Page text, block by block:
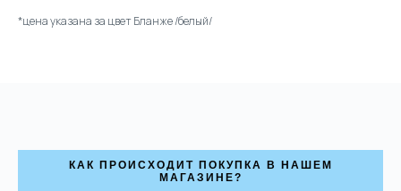
*цена указана за цвет Бланже /белый/
КАК ПРОИСХОДИТ ПОКУПКА В НАШЕМ
МАГАЗИНЕ?